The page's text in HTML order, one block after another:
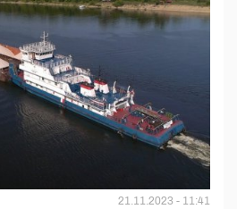
21.11.2023 - 11:41